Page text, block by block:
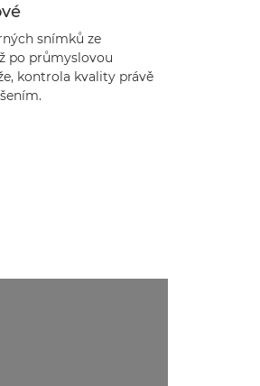
snímků ze
po průmyslovou
kontrola kvality právě